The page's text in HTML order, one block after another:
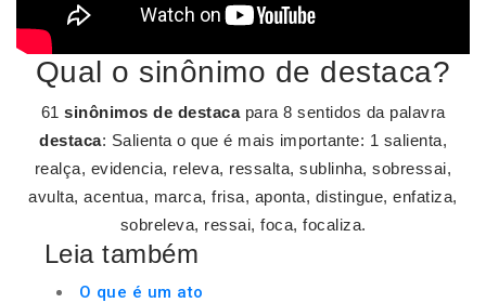
Qual o sinônimo de destaca?
61 sinônimos de destacapara 8 sentidos da palavra
destaca: Salienta o que é mais importante: 1 salienta,
realça, evidencia, releva, ressalta, sublinha, sobressai,
avulta, acentua, marca, frisa, aponta, distingue, enfatiza,
sobreleva, ressai, foca, focaliza.
Leia também
O que é um ato